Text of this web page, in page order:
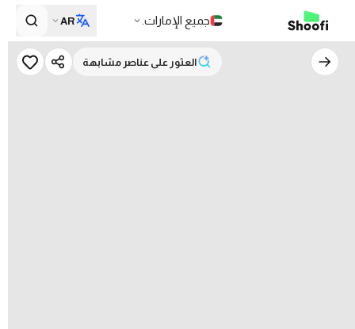
جميع الإمارات. AR
العثور على عناصر مشابهةالعثور على عناصر مشابهة